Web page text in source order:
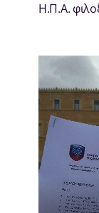
Η.Π.Α.